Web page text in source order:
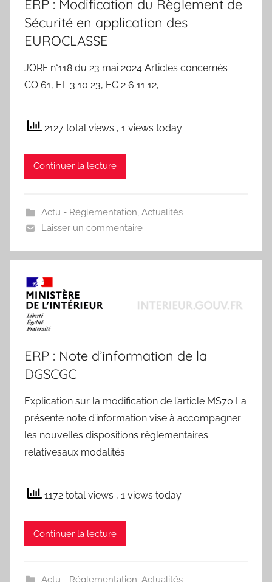
ERP : Modification du Règlement de
Sécurité en application des
EUROCLASSE
JORF n°118 du 23 mai 2024 Articles concernés :
CO 61, EL 3 10 23, EC 2 6 11 12,
2127 total views , 1 views today
Continuer la lecture
Actu - Réglementation, Actualités
Laisser un commentaire
ERP : Note d’information de la
DGSCGC
Explication sur la modification de l’article MS70 La
présente note d’information vise à accompagner
les nouvelles dispositions règlementaires
relativesaux modalités
1172 total views , 1 views today
Continuer la lecture
Actu - Réglementation Actualités